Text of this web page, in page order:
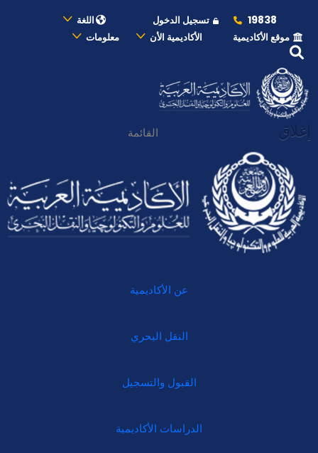
19838 تسجيل الدخول
اللغة
موقع الأكاديمية
الأكاديمية الأن معلومات
إغلاق القائمة
عن الأكاديمية
النقل البحري
القبول والتسجيل
الدراسات الأكاديمية